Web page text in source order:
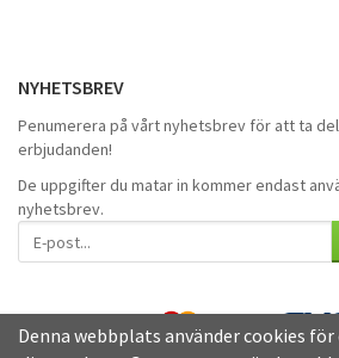
NYHETSBREV
Penumerera på vårt nyhetsbrev för att ta
erbjudanden!
De uppgifter du matar in kommer endast
nyhetsbrev.
Denna webbplats använder cookies